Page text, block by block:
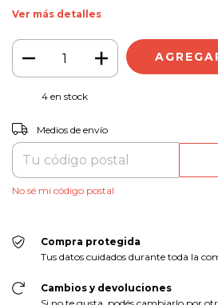
Ver más detalles
4 en stock
Entregas para el CP:
Medios de envío
No sé mi código postal
Compra protegida
Tus datos cuidados durante toda la
Cambios y devoluciones